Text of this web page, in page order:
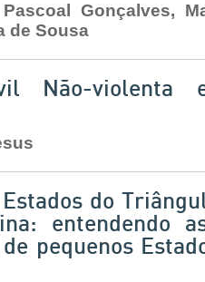
Gonçalves,
de Sousa
Não-violenta
do
entendendo
pequenos